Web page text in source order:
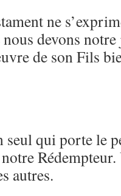
ne
devons
de son Fils
seul qui porte le
autres.